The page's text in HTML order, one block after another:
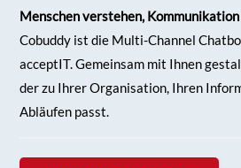
Menschen verstehen,
Cobuddy ist die Multi-Channel
acceptIT. Gemeinsam mit Ihnen
der zu Ihrer Organisation, Ihren
Abläufen passt.